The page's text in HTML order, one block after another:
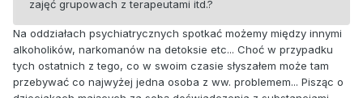
zajęć grupowach z terapeutami itd.?
Na oddziałach psychiatrycznych spotkać możemy między innymi
alkoholików, narkomanów na detoksie etc... Choć w przypadku
tych ostatnich z tego, co w swoim czasie słyszałem może tam
przebywać co najwyżej jedna osoba z ww. problemem... Pisząc o